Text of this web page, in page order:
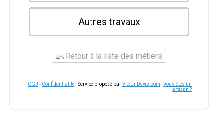
Autres travaux
Retour à la liste des métiers
CGU - Confidentialité- Service proposé parViteUnDevis.com -Vous êtes un
artisan ?